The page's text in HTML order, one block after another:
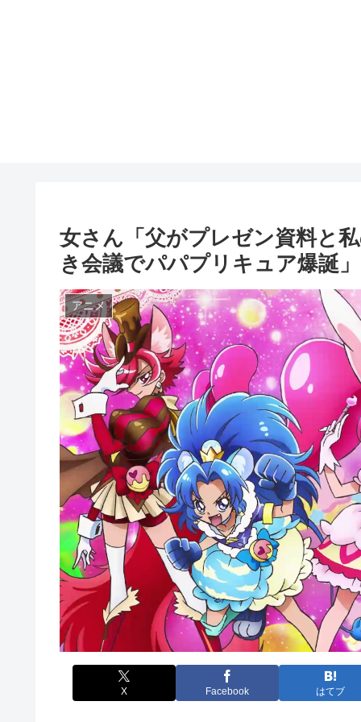
女さん「父がプレゼン資料と
き会議でパパプリキュア爆誕」
アニメ
X Facebook はてブ